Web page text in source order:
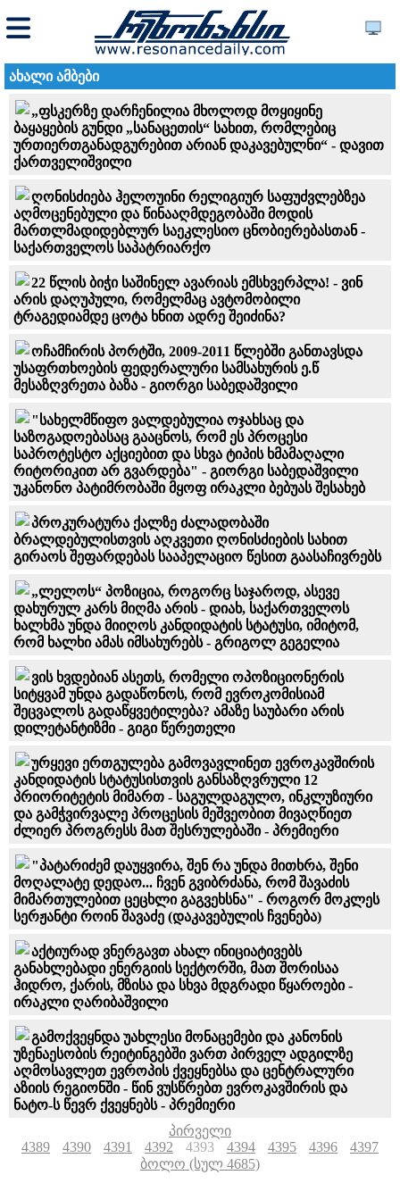
ახალი ამბები
„ფსკერზე დარჩენილია მხოლოდ მოყიყინე
ბაყაყების გუნდი „სანაცეთის“ სახით, რომლებიც
ურთიერთგანადგურებით არიან დაკავებულნი“ - დავით
ქართველიშვილი
ღონისძიება ჰელოუინი რელიგიურ საფუძვლებზეა
აღმოცენებული და წინააღმდეგობაში მოდის
მართლმადიდებლურ საეკლესიო ცნობიერებასთან -
საქართველოს საპატრიარქო
22 წლის ბიჭი საშინელ ავარიას ემსხვერპლა! - ვინ
არის დაღუპული, რომელმაც ავტომობილი
ტრაგედიამდე ცოტა ხნით ადრე შეიძინა?
ოჩამჩირის პორტში, 2009-2011 წლებში განთავსდა
უსაფრთხოების ფედერალური სამსახურის ე.წ
მესაზღვრეთა ბაზა - გიორგი საბედაშვილი
"სახელმწიფო ვალდებულია ოჯახსაც და
საზოგადოებასაც გააცნოს, რომ ეს პროცესი
საპროტესტო აქციებით და სხვა ტიპის ხმამაღალი
რიტორიკით არ გვარდება" - გიორგი საბედაშვილი
უკანონო პატიმრობაში მყოფ ირაკლი ბებუას შესახებ
პროკურატურა ქალზე ძალადობაში
ბრალდებულისთვის აღკვეთი ღონისძიების სახით
გირაოს შეფარდებას სააპელაციო წესით გაასაჩივრებს
„ლელოს“ პოზიცია, როგორც საჯაროდ, ასევე
დახურულ კარს მიღმა არის - დიახ, საქართველოს
ხალხმა უნდა მიიღოს კანდიდატის სტატუსი, იმიტომ,
რომ ხალხი ამას იმსახურებს - გრიგოლ გეგელია
ვის ხვდებიან ასეთს, რომელი ოპოზიციონერის
სიტყვამ უნდა გადაწონოს, რომ ევროკომისიამ
შეცვალოს გადაწყვეტილება? ამაზე საუბარი არის
დილეტანტიზმი - გიგი წერეთელი
ურყევი ერთგულება გამოვავლინეთ ევროკავშირის
კანდიდატის სტატუსისთვის განსაზღვრული 12
პრიორიტეტის მიმართ - საგულდაგულო, ინკლუზიური
და გამჭვირვალე პროცესის მეშვეობით მივაღწიეთ
ძლიერ პროგრესს მათ შესრულებაში - პრემიერი
"პატარიძემ დაუყვირა, შენ რა უნდა მითხრა, შენი
მოღალატე დედაო... ჩვენ გვიბრძანა, რომ შავაძის
მიმართულებით ცეცხლი გაგვეხსნა" - როგორ მოკლეს
სერჟანტი როინ შავაძე (დაკავებულის ჩვენება)
აქტიურად ვნერგავთ ახალ ინიციატივებს
განახლებადი ენერგიის სექტორში, მათ შორისაა
ჰიდრო, ქარის, მზისა და სხვა მდგრადი წყაროები -
ირაკლი ღარიბაშვილი
გამოქვეყნდა უახლესი მონაცემები და კანონის
უზენაესობის რეიტინგებში ვართ პირველ ადგილზე
აღმოსავლეთ ევროპის ქვეყნებსა და ცენტრალური
აზიის რეგიონში - წინ ვუსწრებთ ევროკავშირის და
ნატო-ს წევრ ქვეყნებს - პრემიერი
პირველი
4389
4390 4391 4392 4393 4394 4395 4396
4397
ბოლო (სულ 4685)